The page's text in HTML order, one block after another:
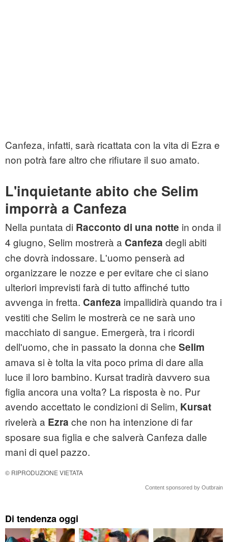
Canfeza, infatti, sarà ricattata con la vita di Ezra e
non potrà fare altro che rifiutare il suo amato.
L'inquietante abito che Selim
imporrà a Canfeza
Nella puntata di Racconto di una notte in onda il
4 giugno, Selim mostrerà a Canfeza degli abiti
che dovrà indossare. L'uomo penserà ad
organizzare le nozze e per evitare che ci siano
ulteriori imprevisti farà di tutto affinché tutto
avvenga in fretta. Canfeza impallidirà quando tra i
vestiti che Selim le mostrerà ce ne sarà uno
macchiato di sangue. Emergerà, tra i ricordi
dell'uomo, che in passato la donna che Selim
amava si è tolta la vita poco prima di dare alla
luce il loro bambino. Kursat tradirà davvero sua
figlia ancora una volta? La risposta è no. Pur
avendo accettato le condizioni di Selim, Kursat
rivelerà a Ezra che non ha intenzione di far
sposare sua figlia e che salverà Canfeza dalle
mani di quel pazzo.
© RIPRODUZIONE VIETATA
Content sponsored by Outbrain
Di tendenza oggi